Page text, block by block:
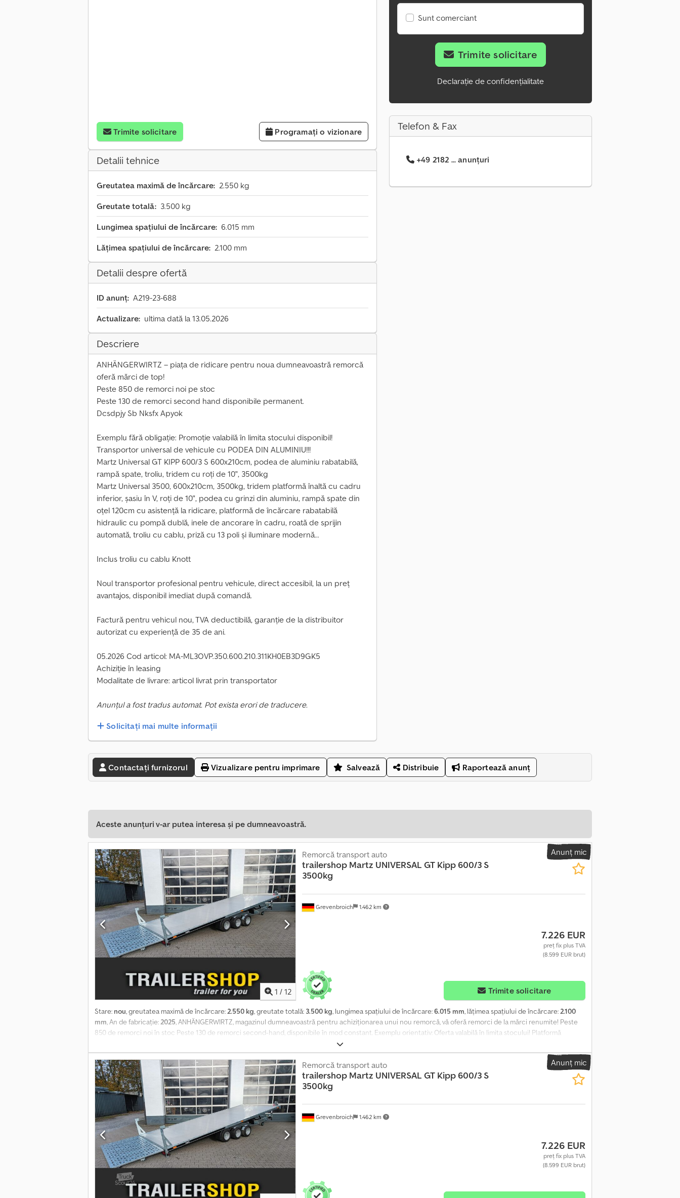
Trimite solicitare Programați o vizionare
Detalii tehnice
Greutatea maximă de încărcare: 2.550 kg
Greutate totală: 3.500 kg
Lungimea spațiului de încărcare: 6.015 mm
Lățimea spațiului de încărcare: 2.100 mm
Detalii despre ofertă
ID anunț: A219-23-688
Actualizare: ultima dată la 13.05.2026
Descriere
ANHÄNGERWIRTZ – piața de ridicare pentru noua dumneavoastră remorcă
oferă mărci de top!
Peste 850 de remorci noi pe stoc
Peste 130 de remorci second hand disponibile permanent.
Dcsdpjy Sb Nksfx Apyok
Exemplu fără obligație: Promoție valabilă în limita stocului disponibil!
Transportor universal de vehicule cu PODEA DIN ALUMINIU!!!
Martz Universal GT KIPP 600/3 S 600x210cm, podea de aluminiu rabatabilă,
rampă spate, troliu, tridem cu roți de 10", 3500kg
Martz Universal 3500, 600x210cm, 3500kg, tridem platformă înaltă cu cadru
inferior, șasiu în V, roți de 10", podea cu grinzi din aluminiu, rampă spate din
oțel 120cm cu asistență la ridicare, platformă de încărcare rabatabilă
hidraulic cu pompă dublă, inele de ancorare în cadru, roată de sprijin
automată, troliu cu cablu, priză cu 13 poli și iluminare modernă...
Inclus troliu cu cablu Knott
Noul transportor profesional pentru vehicule, direct accesibil, la un preț
avantajos, disponibil imediat după comandă.
Factură pentru vehicul nou, TVA deductibilă, garanție de la distribuitor
autorizat cu experiență de 35 de ani.
05.2026 Cod articol: MA-ML3OVP.350.600.210.311KH0EB3D9GK5
Achiziție în leasing
Modalitate de livrare: articol livrat prin transportator
Anunțul a fost tradus automat. Pot exista erori de traducere.
Solicitați mai multe informații
Sunt comerciant
Trimite solicitare
Declarație de confidențialitate
Telefon & Fax
+49 2182 ... anunțuri
Contactați furnizorul Vizualizare pentru imprimare Salvează Distribuie Raportează anunț
Aceste anunțuri v-ar putea interesa și pe dumneavoastră.
Anunț mic
1 / 12
Grevenbroich 1.462 km
Remorcă transport auto
trailershop Martz UNIVERSAL GT Kipp 600/3 S
3500kg
7.226 EUR
preț fix plus TVA
(8.599 EUR brut)
Trimite solicitare
Stare: nou, greutatea maximă de încărcare:2.550 kg, greutate totală: 3.500 kg, lungimea spațiului de încărcare:6.015 mm, lățimea spațiului de încărcare:2.100
mm, An de fabricație:2025, ANHÄNGERWIRTZ, magazinul dumneavoastră pentru achiziționarea unui nou remorcă, vă oferă remorci de la mărci renumite! Peste
850 de remorci noi în stoc Peste 130 de remorci second-hand, disponibile în mod constant. Exemplu orientativ: Oferta valabilă în limita stocului! Platformă
universală pentru transportul autovehiculelor, cu podea din aluminiu!!! Martz Universal GT KIPP 600/3 S 600x210cm, podea din aluminiu, basculabilă, rampă spate,
troliu, axă tandem 10", 3500 kg. Martz Universal 3500 600x210cm, 3500 kg, platformă tandem, cu cadru coborât, șasiu în V, anvelope 10", podea din aluminiu, rampă
spate de 120 cm, din oțel, cu sistem de ridicare, platformă de încărcare basculabilă hidraulic, pompă cu acțiune dublă, ochiuri de fixare în cadru, roată de sprijin
automată, troliu cu cablu, conector cu 13 poli și iluminare modernă. Include troliu cu cablu Knott. Noua platformă profesională pentru transportul
autovehiculelor, accesibilă direct, la un preț avantajos, gata de ridicare imediat după comandă. Dodpfx Apjzrhamjyeck Vehicul nou, cu factură, TVA specificată,
garanție de la un dealer autorizat, cu o experiență de 35 de ani. 08.2026, nr. articol: MA-ML3OVP.350.600.210.311KH0EB3D9GK5 Posibilitate de finanțare. Tip de
transport: Articol expediat prin firmă de transport.
Anunț mic
Grevenbroich 1.462 km
Remorcă transport auto
trailershop Martz UNIVERSAL GT Kipp 600/3 S
3500kg
7.226 EUR
preț fix plus TVA
(8.599 EUR brut)